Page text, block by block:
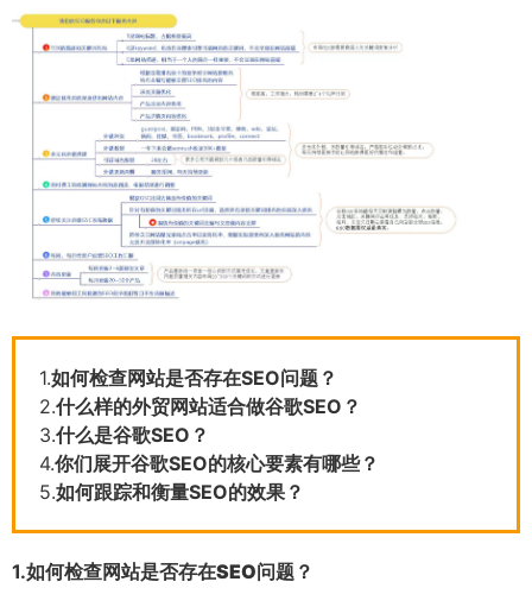
1.如何检查网站是否存在SEO问题？
2.什么样的外贸网站适合做谷歌SEO？
3.什么是谷歌SEO？
4.你们展开谷歌SEO的核心要素有哪些？
5.如何跟踪和衡量SEO的效果？
1.如何检查网站是否存在SEO问题？